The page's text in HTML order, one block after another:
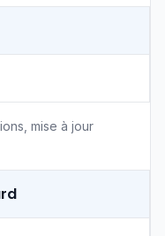
mise à jour